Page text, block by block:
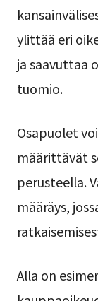
ylittää eri
ja saavuttaa
tuomio.
Osapuolet
määrittävät
perusteella.
määräys,
Alla on